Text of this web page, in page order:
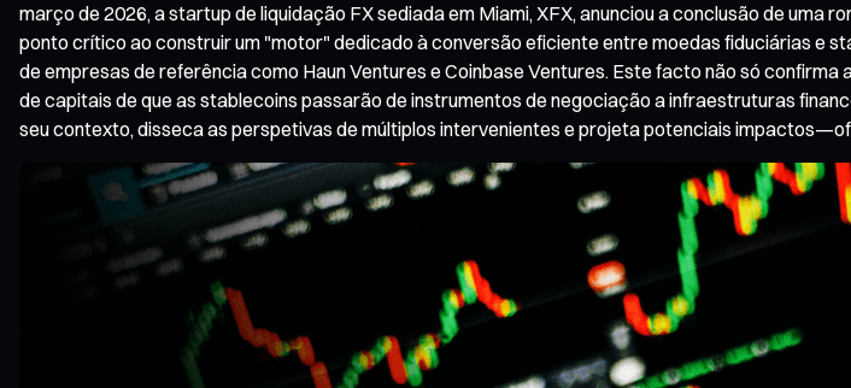
março de 2026, a startup de liquidação FX sediada em Miami, XFX, anunciou a conclusão de uma
ponto crítico ao construir um "motor" dedicado à conversão eficiente entre moedas fiduciárias e
de empresas de referência como Haun Ventures e Coinbase Ventures. Este facto não só
de capitais de que as stablecoins passarão de instrumentos de negociação a infraestruturas
seu contexto, disseca as perspetivas de múltiplos intervenientes e projeta potenciais